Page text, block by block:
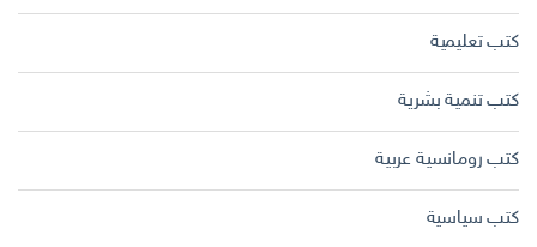
كتب تعليمية
كتب تنمية بشرية
كتب رومانسية عربية
كتب سياسية